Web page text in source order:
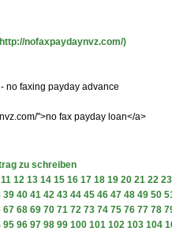
nofaxpaydaynvz.com/)
no faxing payday advance
">no fax payday loan</a>
zu schreiben
11 12 13 14 15 16 17 18 19 20 21 22 23
39 40 41 42 43 44 45 46 47 48 49 50
67 68 69 70 71 72 73 74 75 76 77 78
95 96 97 98 99 100 101 102 103 104